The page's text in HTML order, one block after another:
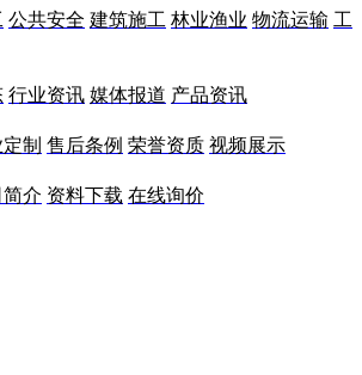
公共安全 建筑施工 林业渔业 物流运输 工
行业资讯 媒体报道 产品资讯
制 售后条例 荣誉资质 视频展示
介 资料下载 在线询价